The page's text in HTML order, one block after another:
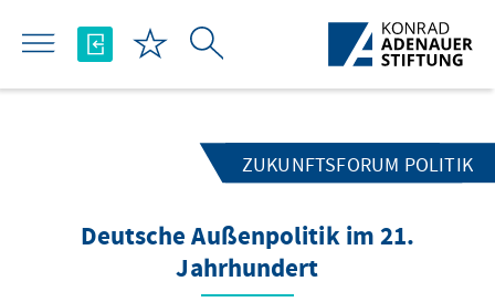
تخطي إلى المحتوى الرئيسي
ZUKUNFTSFORUM POLITIK
Deutsche Außenpolitik im 21.
Jahrhundert